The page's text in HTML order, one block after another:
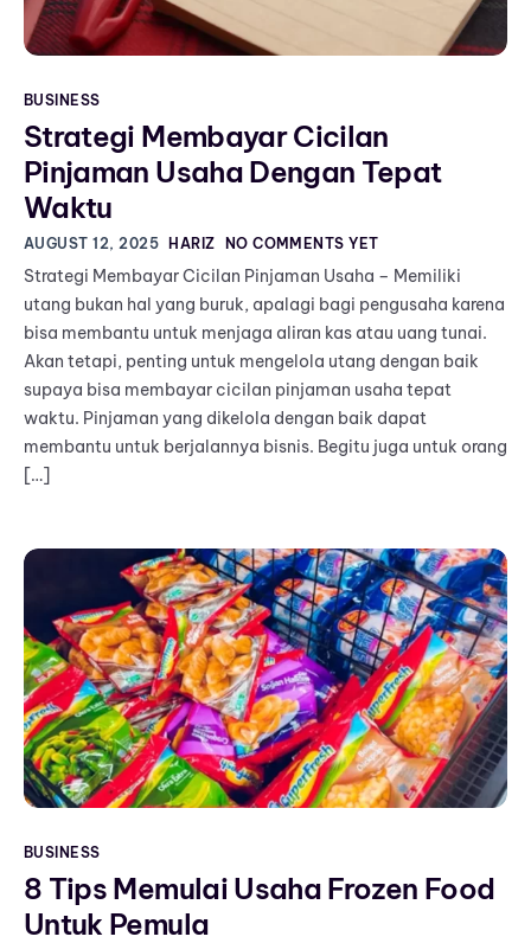
BUSINESS
Strategi Membayar Cicilan
Pinjaman Usaha Dengan Tepat
Waktu
AUGUST 12, 2025 HARIZ NO COMMENTS YET
Strategi Membayar Cicilan Pinjaman Usaha – Memiliki
utang bukan hal yang buruk, apalagi bagi pengusaha karena
bisa membantu untuk menjaga aliran kas atau uang tunai.
Akan tetapi, penting untuk mengelola utang dengan baik
supaya bisa membayar cicilan pinjaman usaha tepat
waktu. Pinjaman yang dikelola dengan baik dapat
membantu untuk berjalannya bisnis. Begitu juga untuk orang
[…]
BUSINESS
8 Tips Memulai Usaha Frozen Food
Untuk Pemula